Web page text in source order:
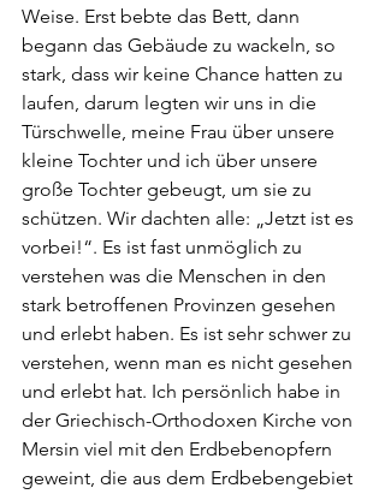
Weise. Erst bebte das Bett, dann
begann das Gebäude zu wackeln, so
stark, dass wir keine Chance hatten zu
laufen, darum legten wir uns in die
Türschwelle, meine Frau über unsere
kleine Tochter und ich über unsere
große Tochter gebeugt, um sie zu
schützen. Wir dachten alle: „Jetzt ist es
vorbei!“. Es ist fast unmöglich zu
verstehen was die Menschen in den
stark betroffenen Provinzen gesehen
und erlebt haben. Es ist sehr schwer zu
verstehen, wenn man es nicht gesehen
und erlebt hat. Ich persönlich habe in
der Griechisch-Orthodoxen Kirche von
Mersin viel mit den Erdbebenopfern
geweint, die aus dem Erdbebengebiet